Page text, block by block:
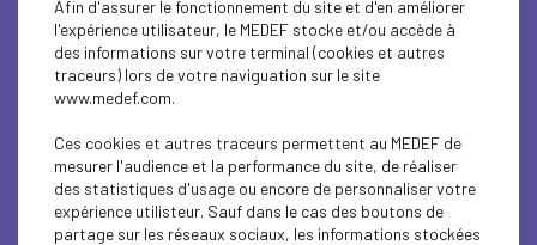
SOCIAL
CSR
PARITY-DIVERSITY
ECONOMY
Afin d'assurer le fonctionnement du site et d'en améliorer
l'expérience utilisateur, le MEDEF stocke et/ou accède à
des informations sur votre terminal (cookies et autres
traceurs) lors de votre naviguation sur le site
www.medef.com.
Ces cookies et autres traceurs permettent au MEDEF de
mesurer l'audience et la performance du site, de réaliser
des statistiques d'usage ou encore de personnaliser votre
expérience utilisteur. Sauf dans le cas des boutons de
partage sur les réseaux sociaux, les informations stockées